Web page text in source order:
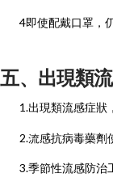
4即使配戴口罩，仍
五、出現類
1.出現類流感症狀，
2.流感抗病毒藥劑
3.季節性流感防治